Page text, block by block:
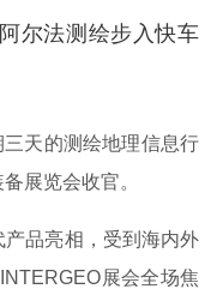
尔法测绘步入快车
天的测绘地理信息行
展览会收官。
品亮相，受到海内外
展会全场焦